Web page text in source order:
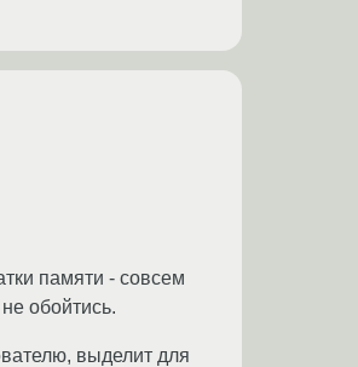
памяти - совсем
обойтись.
выделит для